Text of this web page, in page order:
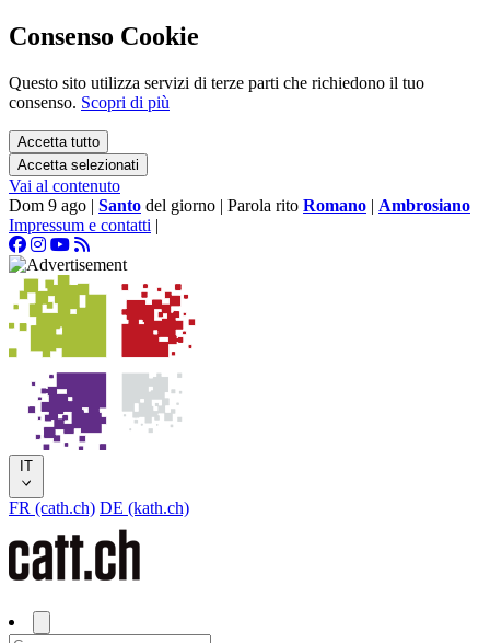
Consenso Cookie
Questo sito utilizza servizi di terze parti che richiedono il tuo
consenso. Scopri di più
Accetta tutto
Accetta selezionati
Vai al contenuto
Dom 9 ago | Santo del giorno | Parola rito Romano | Ambrosiano
Impressum e contatti |
IT
FR (cath.ch) DE (kath.ch)